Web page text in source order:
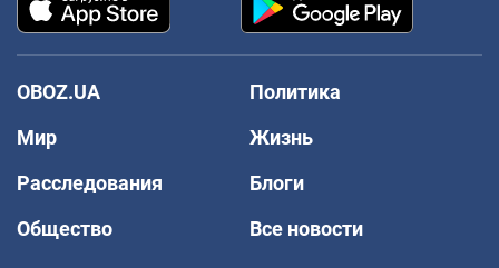
OBOZ.UA
Политика
Мир
Жизнь
Расследования
Блоги
Общество
Все новости